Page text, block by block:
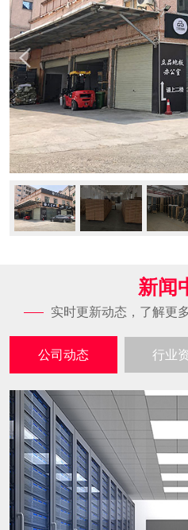
新闻
实时更新动态，了解更
公司动态 行业